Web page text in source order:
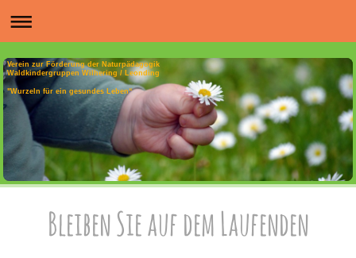
Verein zur Förderung der Naturpädagogik
Waldkindergruppen Wilhering / Leonding
"Wurzeln für ein gesundes Leben“
Bleiben Sie auf dem Laufenden